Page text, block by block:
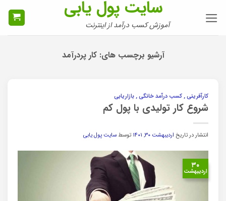
سایت پول یابی
آموزش کسب درآمد از اینترنت
آرشیو برچسب های:کار پردرآمد
کارآفرینی , کسب درآمد خانگی , بازاریابی
شروع کار تولیدی با پول کم
انتشار در تاریخ اردیبهشت ۳۰, ۱۴۰۱ توسط سایت پول یابی
۳۰
اردیبهشت